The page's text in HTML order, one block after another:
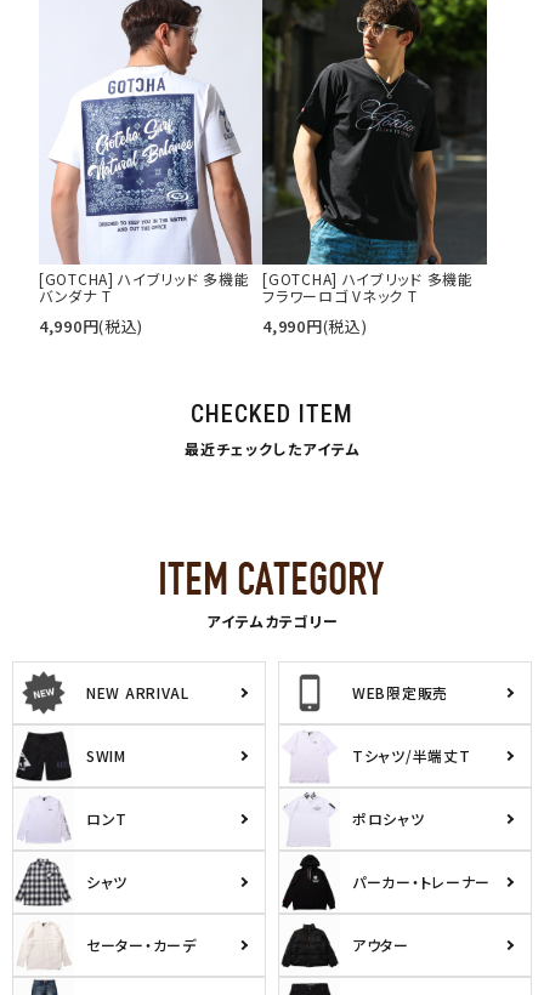
[GOTCHA] ハイブリッド 多機能
バンダナ T
4,990円(税込)
[GOTCHA] ハイブリッド 多機能
フラワーロゴ Vネック T
4,990円(税込)
CHECKED ITEM
最近チェックしたアイテム
アイテムカテゴリー
NEW ARRIVAL WEB限定販売
SWIM Tシャツ/半端丈T
ロンT ポロシャツ
シャツ パーカー・トレーナー
セーター・カーデ アウター